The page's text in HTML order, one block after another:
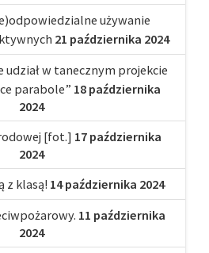
używanie
21 października 2024
udział w tanecznym projekcie
parabole” 18 października
2024
[fot.] 17 października
2024
z klasą! 14 października 2024
11 października
2024